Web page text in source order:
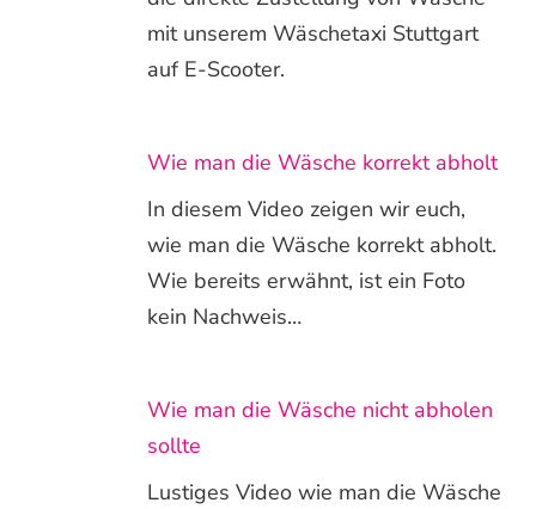
mit unserem Wäschetaxi Stuttgart
auf E-Scooter.
Wie man die Wäsche korrekt abholt
In diesem Video zeigen wir euch,
wie man die Wäsche korrekt abholt.
Wie bereits erwähnt, ist ein Foto
kein Nachweis…
Wie man die Wäsche nicht abholen
sollte
Lustiges Video wie man die Wäsche